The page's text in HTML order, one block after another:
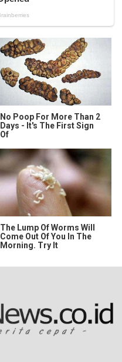
No Poop For More Than 2
Days - It's The First Sign
Of
The Lump Of Worms Will
Come Out Of You In The
Morning. Try It